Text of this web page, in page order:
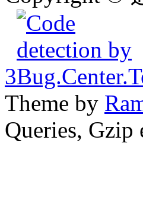
3
Theme by
Queries, Gzip